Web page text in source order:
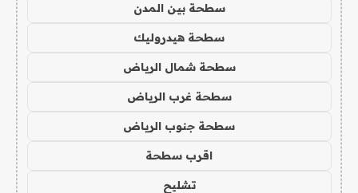
سطحة بين المدن
سطحة هيدروليك
سطحة شمال الرياض
سطحة غرب الرياض
سطحة جنوب الرياض
اقرب سطحة
تشليح